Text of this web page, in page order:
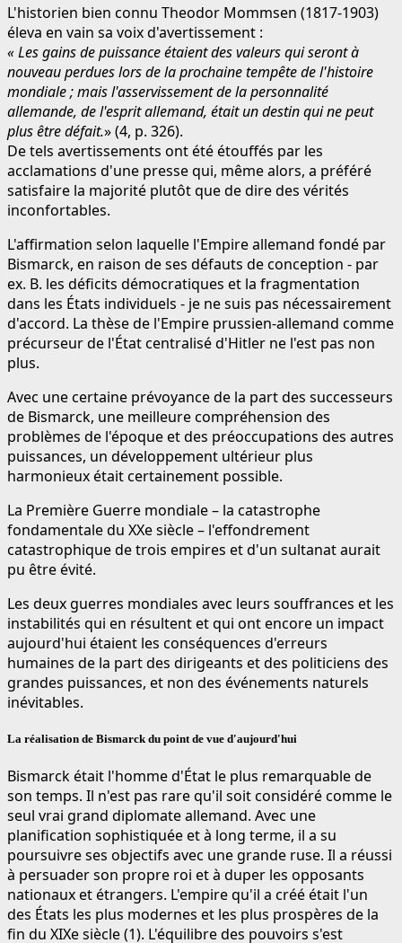
L'historien bien connu Theodor Mommsen (1817-1903)
éleva en vain sa voix d'avertissement :
« Les gains de puissance étaient des valeurs qui seront à
nouveau perdues lors de la prochaine tempête de l'histoire
mondiale ; mais l'asservissement de la personnalité
allemande, de l'esprit allemand, était un destin qui ne peut
plus être défait.» (4, p. 326).
De tels avertissements ont été étouffés par les
acclamations d'une presse qui, même alors, a préféré
satisfaire la majorité plutôt que de dire des vérités
inconfortables.
L'affirmation selon laquelle l'Empire allemand fondé par
Bismarck, en raison de ses défauts de conception - par
ex. B. les déficits démocratiques et la fragmentation
dans les États individuels - je ne suis pas nécessairement
d'accord. La thèse de l'Empire prussien-allemand comme
précurseur de l'État centralisé d'Hitler ne l'est pas non
plus.
Avec une certaine prévoyance de la part des successeurs
de Bismarck, une meilleure compréhension des
problèmes de l'époque et des préoccupations des autres
puissances, un développement ultérieur plus
harmonieux était certainement possible.
La Première Guerre mondiale – la catastrophe
fondamentale du XXe siècle – l'effondrement
catastrophique de trois empires et d'un sultanat aurait
pu être évité.
Les deux guerres mondiales avec leurs souffrances et les
instabilités qui en résultent et qui ont encore un impact
aujourd'hui étaient les conséquences d'erreurs
humaines de la part des dirigeants et des politiciens des
grandes puissances, et non des événements naturels
inévitables.
La réalisation de Bismarck du point de vue d'aujourd'hui
Bismarck était l'homme d'État le plus remarquable de
son temps. Il n'est pas rare qu'il soit considéré comme le
seul vrai grand diplomate allemand. Avec une
planification sophistiquée et à long terme, il a su
poursuivre ses objectifs avec une grande ruse. Il a réussi
à persuader son propre roi et à duper les opposants
nationaux et étrangers. L'empire qu'il a créé était l'un
des États les plus modernes et les plus prospères de la
fin du XIXe siècle (1). L'équilibre des pouvoirs s'est